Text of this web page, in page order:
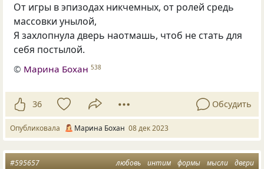
От игры в эпизодах никчемных, от ролей средь
массовки унылой,
Я захлопнула дверь наотмашь, чтоб не стать для
себя постылой.
© Марина Бохан 538
36 Обсудить
Опубликовала Марина Бохан 08 дек 2023
любовь интим формы мысли двери
#595657